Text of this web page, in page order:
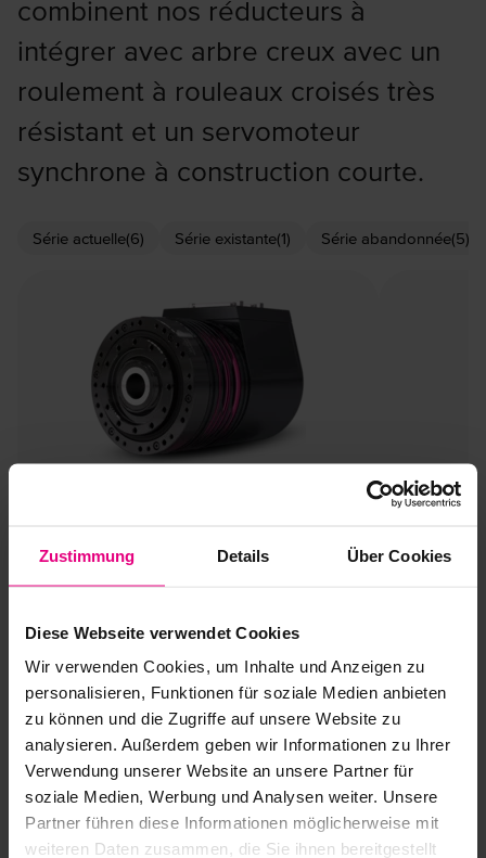
Zustimmung Details Über Cookies
Diese Webseite verwendet Cookies
Wir verwenden Cookies, um Inhalte und Anzeigen zu
personalisieren, Funktionen für soziale Medien anbieten
zu können und die Zugriffe auf unsere Website zu
analysieren. Außerdem geben wir Informationen zu Ihrer
Verwendung unserer Website an unsere Partner für
soziale Medien, Werbung und Analysen weiter. Unsere
Partner führen diese Informationen möglicherweise mit
weiteren Daten zusammen, die Sie ihnen bereitgestellt
combinent nos réducteurs à
intégrer avec arbre creux avec un
roulement à rouleaux croisés très
résistant et un servomoteur
synchrone à construction courte.
Série actuelle(6) Série existante(1) Série abandonnée(5)
44 ... 229 Nm
Vitesse de sortie max. :
35 ... 120 min-1
Couple de renversement du roulement de sortie :
114 … 254 Nm
Tailles :
17 … 25
Rapport de réduction :
50 … 160
Ø Arbre creux :
18 ... 25 mm
BHA
Précision
Couple de
114 … 254
Tailles :
17 … 25
Rapport de
50 … 160
Ø Arbre creux
18 ... 25 mm